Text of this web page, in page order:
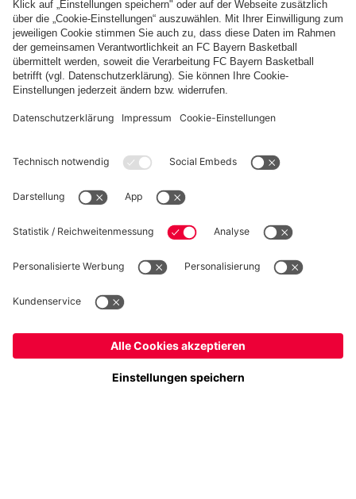
FC Bayern Store App
WIDERRUF
Datenschutz
Cookie Details
Preise inkl. Steuern und Abgaben
© FC Bayern München AG
FC Bayern München AG, Säbener Str. 51-57, 81547 München
Ja,Schweiz, um dorthin zu liefern!
Weltweit, um dorthin zu liefern!